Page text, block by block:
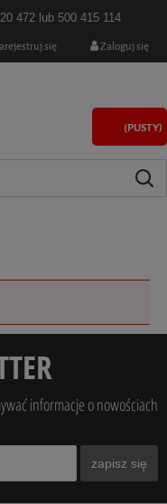
472 lub 500 415 114
się Zaloguj się
(PUSTY)
informacje o nowościach
zapisz się